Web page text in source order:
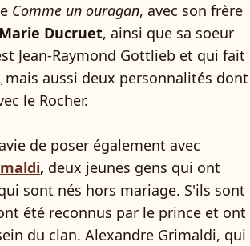
Comme un ouragan, avec son frère
Marie Ducruet, ainsi que sa soeur
Jean-Raymond Gottlieb et qui fait
mais aussi deux personnalités dont
le Rocher.
de poser également avec
, deux jeunes gens qui ont
sont nés hors mariage. S'ils sont
été reconnus par le prince et ont
du clan. Alexandre Grimaldi, qui